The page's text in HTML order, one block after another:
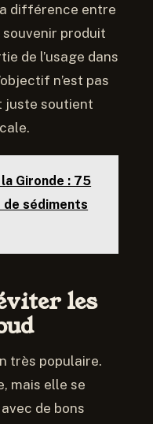
différence entre
produit
de l’usage dans
n’est pas
juste soutient
Gironde : 75
sédiments
les
très populaire.
mais elle se
de bons